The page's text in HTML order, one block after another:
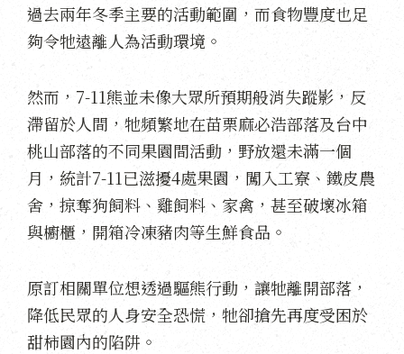
過去兩年冬季主要的活動範圍，而食物豐度也足
夠令牠遠離人為活動環境。
然而，7-11熊並未像大眾所預期般消失蹤影，反
滯留於人間，牠頻繁地在苗栗麻必浩部落及台中
桃山部落的不同果園間活動，野放還未滿一個
月，統計7-11已滋擾4處果園，闖入工寮、鐵皮農
舍，掠奪狗飼料、雞飼料、家禽，甚至破壞冰箱
與櫥櫃，開箱冷凍豬肉等生鮮食品。
原訂相關單位想透過驅熊行動，讓牠離開部落，
降低民眾的人身安全恐慌，牠卻搶先再度受困於
甜柿園內的陷阱。